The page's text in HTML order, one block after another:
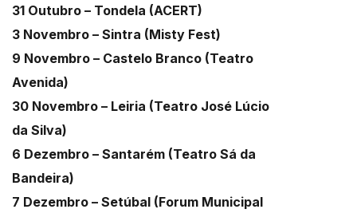
31 Outubro – Tondela (ACERT)
3 Novembro – Sintra (Misty Fest)
9 Novembro – Castelo Branco (Teatro
Avenida)
30 Novembro – Leiria (Teatro José Lúcio
da Silva)
6 Dezembro – Santarém (Teatro Sá da
Bandeira)
7 Dezembro – Setúbal (Forum Municipal